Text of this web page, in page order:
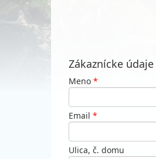
Zákaznícke údaje
Meno *
Email *
Ulica, č. domu